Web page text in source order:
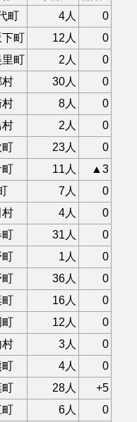
町 4人
0
町 12人
0
町 2人
0
村 30人
0
村 8人
0
村 2人
0
町 23人
0
町 11人
▲3
7人
0
村 4人
0
町 31人
0
町 1人
0
町 36人
0
町 16人
0
町 12人
0
村 3人
0
町 4人
0
町 28人
+5
町 6人
0